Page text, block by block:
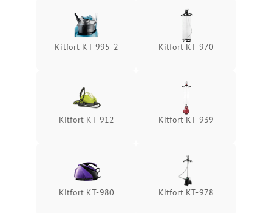
Kitfort КТ-995-2 Kitfort КТ-970
Kitfort КТ-912 Kitfort КТ-939
Kitfort КТ-980 Kitfort КТ-978